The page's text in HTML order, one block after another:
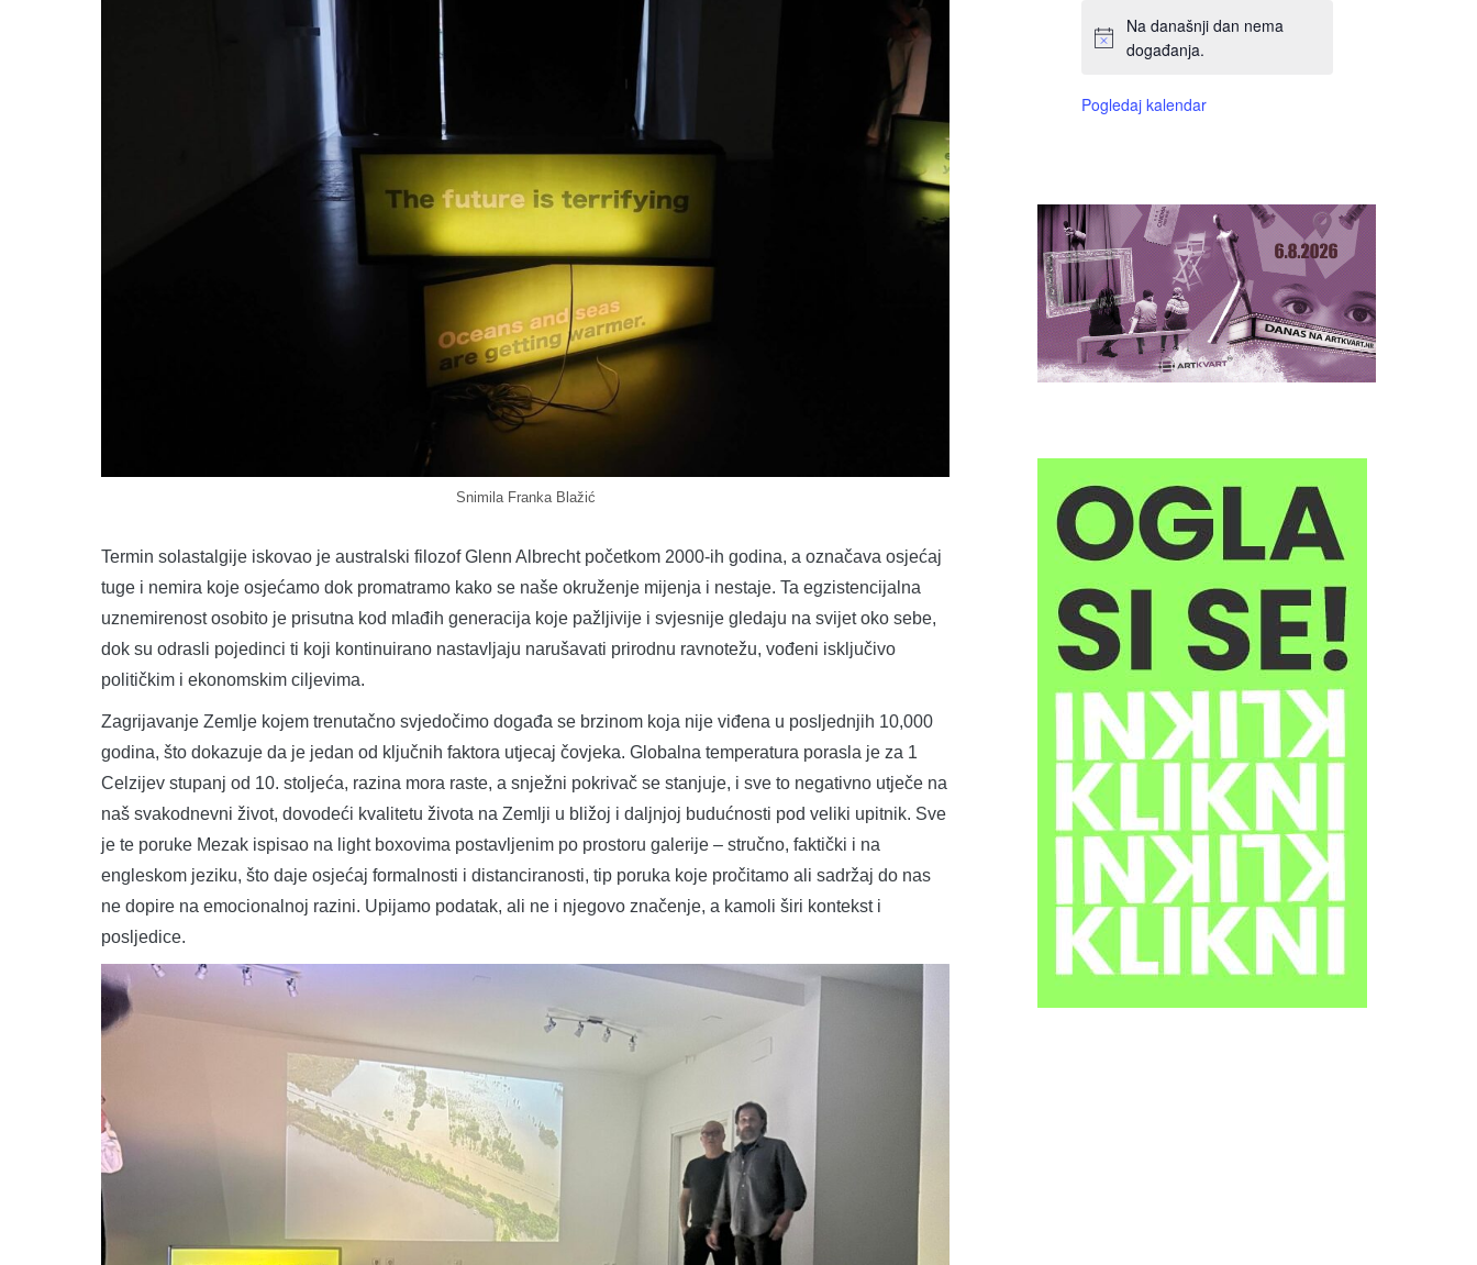
Snimila Franka Blažić
Termin solastalgije iskovao je australski filozof Glenn Albrecht početkom 2000-ih godina, a označava osjećaj
tuge i nemira koje osjećamo dok promatramo kako se naše okruženje mijenja i nestaje. Ta egzistencijalna
uznemirenost osobito je prisutna kod mlađih generacija koje pažljivije i svjesnije gledaju na svijet oko sebe,
dok su odrasli pojedinci ti koji kontinuirano nastavljaju narušavati prirodnu ravnotežu, vođeni isključivo
političkim i ekonomskim ciljevima.
Zagrijavanje Zemlje kojem trenutačno svjedočimo događa se brzinom koja nije viđena u posljednjih 10,000
godina, što dokazuje da je jedan od ključnih faktora utjecaj čovjeka. Globalna temperatura porasla je za 1
Celzijev stupanj od 10. stoljeća, razina mora raste, a snježni pokrivač se stanjuje, i sve to negativno utječe na
naš svakodnevni život, dovodeći kvalitetu života na Zemlji u bližoj i daljnjoj budućnosti pod veliki upitnik. Sve
je te poruke Mezak ispisao na light boxovima postavljenim po prostoru galerije – stručno, faktički i na
engleskom jeziku, što daje osjećaj formalnosti i distanciranosti, tip poruka koje pročitamo ali sadržaj do nas
ne dopire na emocionalnoj razini. Upijamo podatak, ali ne i njegovo značenje, a kamoli širi kontekst i
posljedice.
Na današnji dan nema
događanja.
Pogledaj kalendar